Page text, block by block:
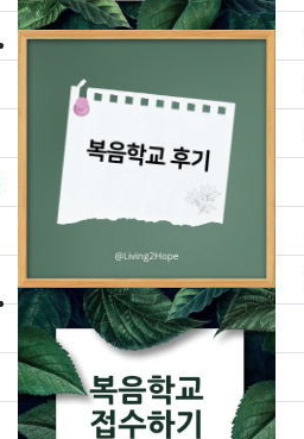
등록자
섬김이
섬김이
등록자
섬김이
등록자
섬김이
등록자
섬김이
등록자
섬김이
등록자
섬김이